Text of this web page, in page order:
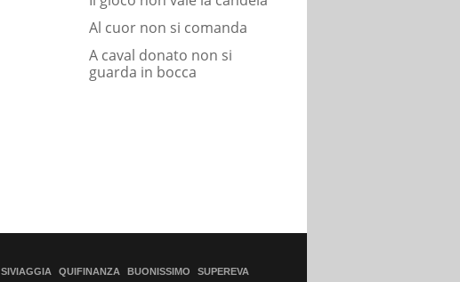
Al cuor non si comanda
A caval donato non si
guarda in bocca
SIVIAGGIA QUIFINANZA BUONISSIMO SUPEREVA